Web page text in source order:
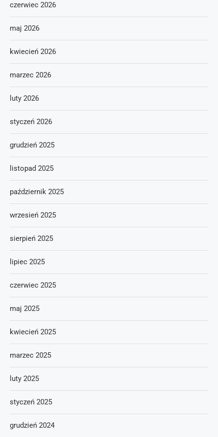
czerwiec 2026
maj 2026
kwiecień 2026
marzec 2026
luty 2026
styczeń 2026
grudzień 2025
listopad 2025
październik 2025
wrzesień 2025
sierpień 2025
lipiec 2025
czerwiec 2025
maj 2025
kwiecień 2025
marzec 2025
luty 2025
styczeń 2025
grudzień 2024